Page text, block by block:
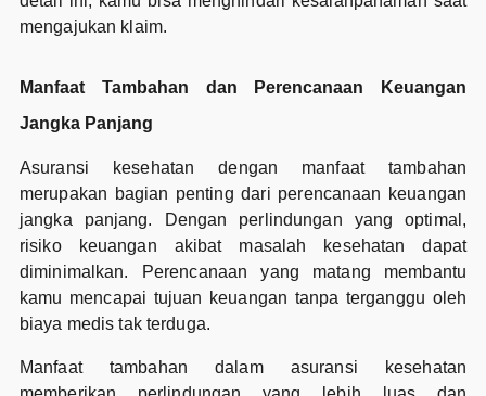
mengajukan klaim.
Manfaat Tambahan dan Perencanaan Keuangan
Jangka Panjang
Asuransi kesehatan dengan manfaat tambahan
merupakan bagian penting dari perencanaan keuangan
jangka panjang. Dengan perlindungan yang optimal,
risiko keuangan akibat masalah kesehatan dapat
diminimalkan. Perencanaan yang matang membantu
kamu mencapai tujuan keuangan tanpa terganggu oleh
biaya medis tak terduga.
Manfaat tambahan dalam asuransi kesehatan